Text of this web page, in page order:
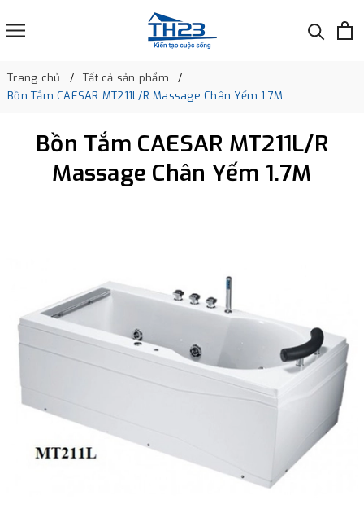
Trang chủ
Tất cả sản phẩm
Bồn Tắm CAESAR MT211L/R Massage Chân Yếm 1.7M
Bồn Tắm CAESAR MT211L/R
Massage Chân Yếm 1.7M